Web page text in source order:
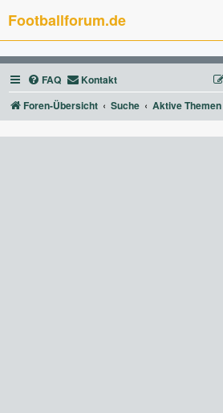
Footballforum.de
FAQ Kontakt
Foren-Übersicht
Suche Aktive Themen